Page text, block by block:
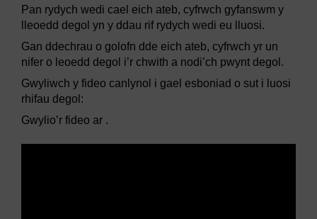
Pan rydych wedi cael eich ateb, cyfrwch gyfanswm y
lleoedd degol yn y ddau rif rydych wedi eu lluosi.
Gan ddechrau o golofn dde eich ateb, cyfrwch yr un
nifer o leoedd degol i’r chwith a nodi’ch pwynt degol.
Gwyliwch y fideo canlynol i gael esboniad o sut i luosi
rhifau degol:
Gwylio’r fideo ar .